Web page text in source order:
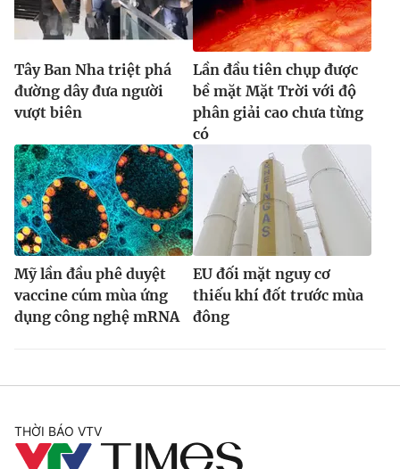
Tây Ban Nha triệt phá
đường dây đưa người
vượt biên
Lần đầu tiên chụp được
bề mặt Mặt Trời với độ
phân giải cao chưa từng
có
Mỹ lần đầu phê duyệt
vaccine cúm mùa ứng
dụng công nghệ mRNA
EU đối mặt nguy cơ
thiếu khí đốt trước mùa
đông
THỜI BÁO VTV